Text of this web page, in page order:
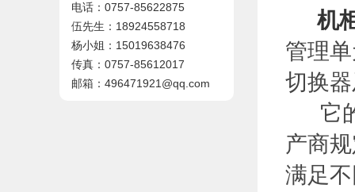
电话：0757-85622875
伍先生：18924558718
杨小姐：15019638476
传真：0757-85612017
邮箱：496471921@qq.com
机
管理
切换
它的
产商
满足